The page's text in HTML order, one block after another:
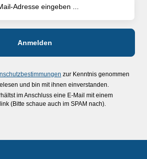
zur Kenntnis genommen
und bin mit ihnen einverstanden.
im Anschluss eine E-Mail mit einem
(Bitte schaue auch im SPAM nach).